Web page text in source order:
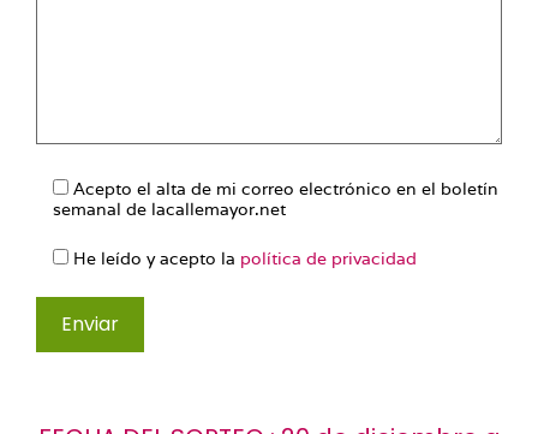
Acepto el alta de mi correo electrónico en el boletín
semanal de lacallemayor.net
He leído y acepto la política de privacidad